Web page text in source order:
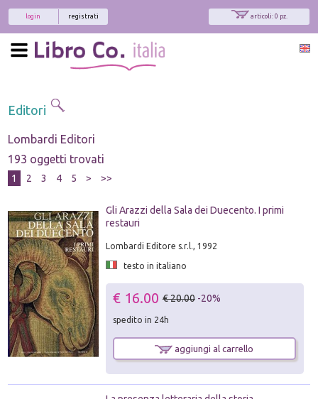
articoli: 0 pz.
registrati
login
Editori
Lombardi Editori
193 oggetti trovati
1 2 3 4 5 > >>
Gli Arazzi della Sala dei Duecento. I primi
restauri
Lombardi Editore s.r.l., 1992
testo in italiano
€ 16.00 € 20.00 -20%
spedito in 24h
aggiungi al carrello